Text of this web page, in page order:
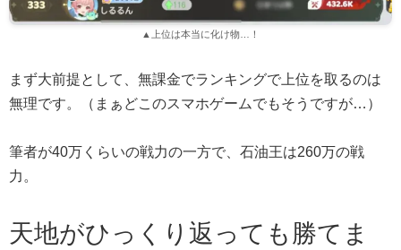
▲上位は本当に化け物…！
まず大前提として、無課金でランキングで上位を取るのは
無理です。（まぁどこのスマホゲームでもそうですが…）
筆者が40万くらいの戦力の一方で、石油王は260万の戦
力。
天地がひっくり返っても勝てま